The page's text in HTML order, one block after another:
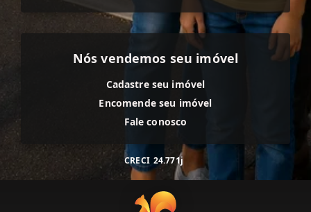
Nós vendemos seu imóvel
Cadastre seu imóvel
Encomende seu imóvel
Fale conosco
CRECI 24.771j